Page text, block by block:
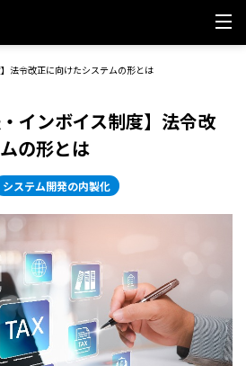
法令改正に向けたシステムの形とは
インボイス制度】法令改
の形とは
システム開発の内製化